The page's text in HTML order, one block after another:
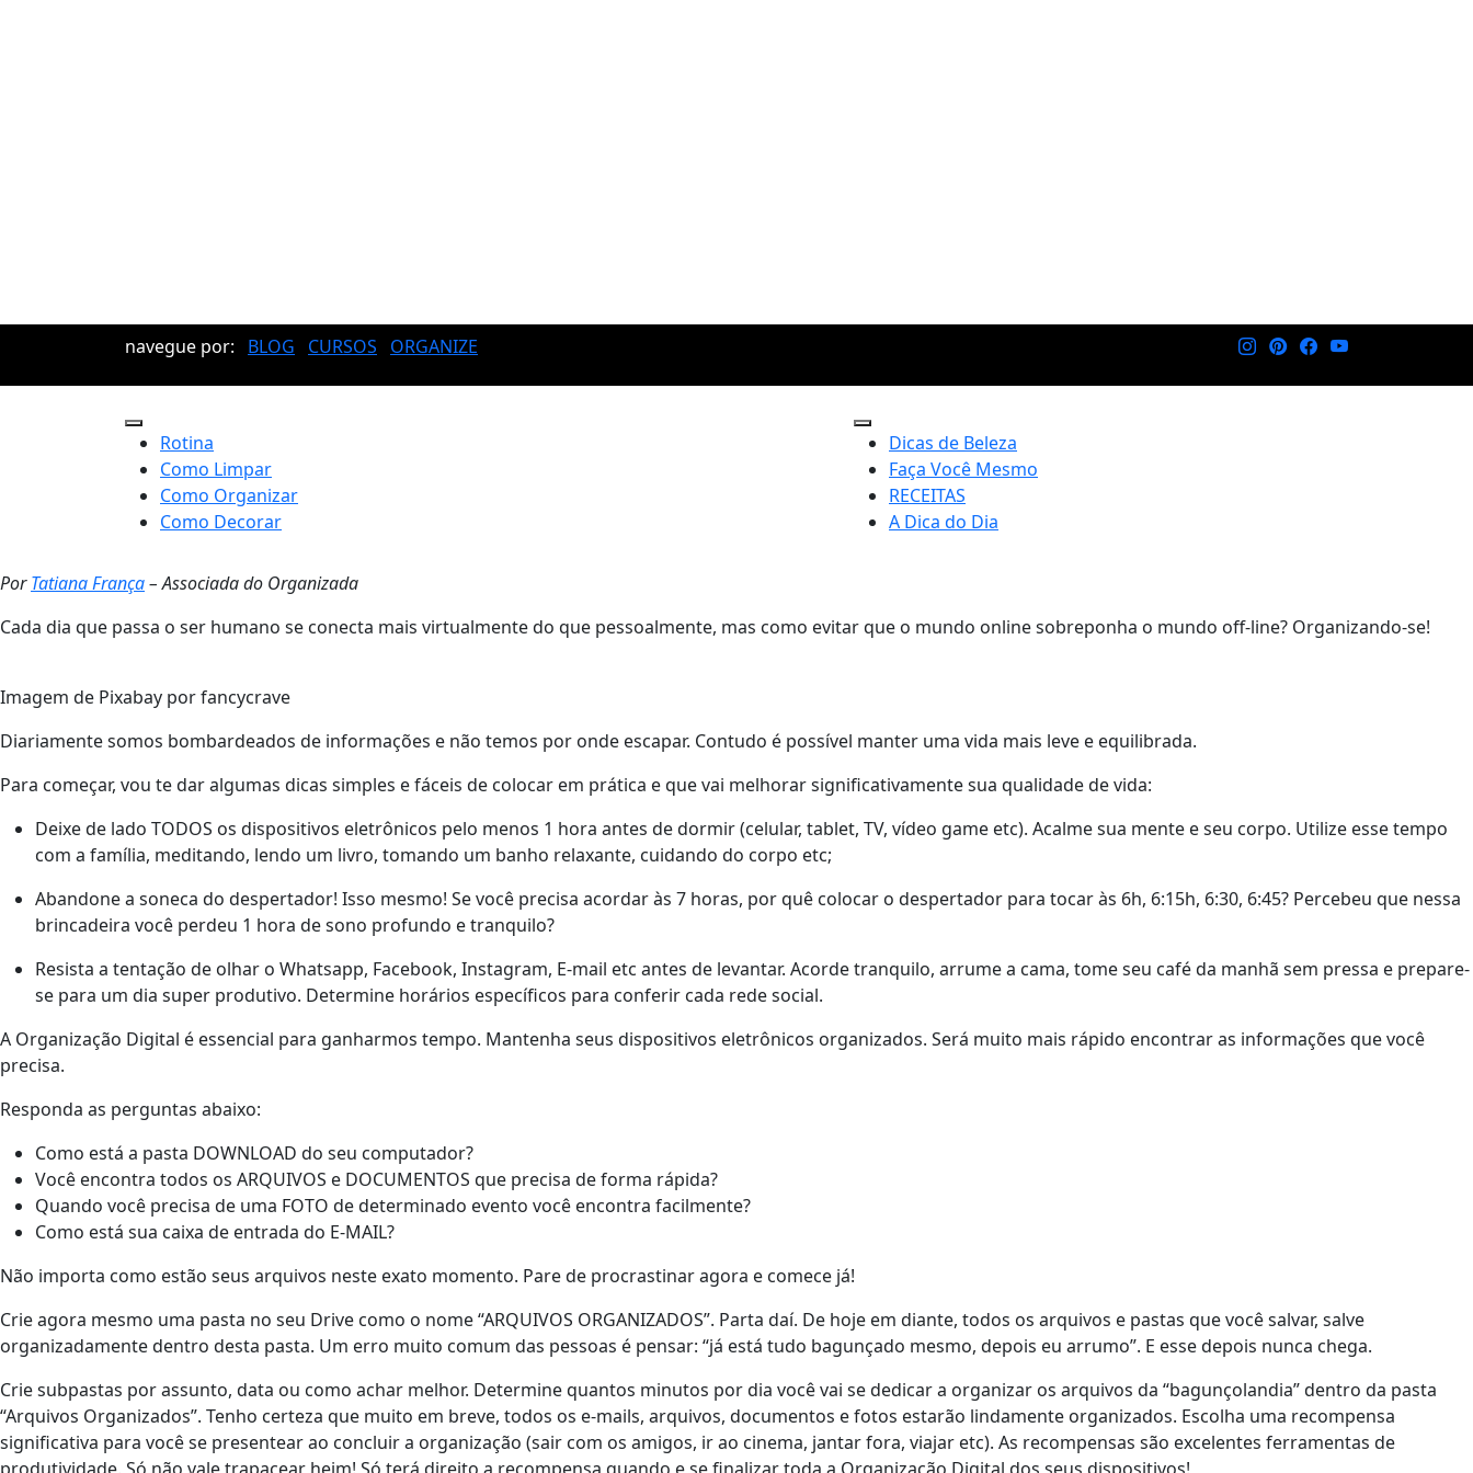
navegue por: BLOG CURSOS ORGANIZE
Rotina
Como Limpar
Como Organizar
Como Decorar
Dicas de Beleza
Faça Você Mesmo
RECEITAS
A Dica do Dia
PorTatiana França– Associada do Organizada
Cada dia que passa o ser humano se conecta mais virtualmente do que pessoalmente, mas como evitar que o mundo online sobreponha o mundo off-line? Organizando-se!
Imagem de Pixabay por fancycrave
Diariamente somos bombardeados de informações e não temos por onde escapar. Contudo é possível manter uma vida mais leve e equilibrada.
Para começar, vou te dar algumas dicas simples e fáceis de colocar em prática e que vai melhorar significativamente sua qualidade de vida:
Deixe de lado TODOS os dispositivos eletrônicos pelo menos 1 hora antes de dormir (celular, tablet, TV, vídeo game etc). Acalme sua mente e seu corpo. Utilize esse tempo
com a família, meditando, lendo um livro, tomando um banho relaxante, cuidando do corpo etc;
Abandone a soneca do despertador! Isso mesmo! Se você precisa acordar às 7 horas, por quê colocar o despertador para tocar às 6h, 6:15h, 6:30, 6:45? Percebeu que nessa
brincadeira você perdeu 1 hora de sono profundo e tranquilo?
Resista a tentação de olhar o Whatsapp, Facebook, Instagram, E-mail etc antes de levantar. Acorde tranquilo, arrume a cama, tome seu café da manhã sem pressa e prepare-
se para um dia super produtivo. Determine horários específicos para conferir cada rede social.
A Organização Digital é essencial para ganharmos tempo. Mantenha seus dispositivos eletrônicos organizados. Será muito mais rápido encontrar as informações que você
precisa.
Responda as perguntas abaixo:
Como está a pasta DOWNLOAD do seu computador?
Você encontra todos os ARQUIVOS e DOCUMENTOS que precisa de forma rápida?
Quando você precisa de uma FOTO de determinado evento você encontra facilmente?
Como está sua caixa de entrada do E-MAIL?
Não importa como estão seus arquivos neste exato momento. Pare de procrastinar agora e comece já!
Crie agora mesmo uma pasta no seu Drive como o nome “ARQUIVOS ORGANIZADOS”. Parta daí. De hoje em diante, todos os arquivos e pastas que você salvar, salve
organizadamente dentro desta pasta. Um erro muito comum das pessoas é pensar: “já está tudo bagunçado mesmo, depois eu arrumo”. E esse depois nunca chega.
Crie subpastas por assunto, data ou como achar melhor. Determine quantos minutos por dia você vai se dedicar a organizar os arquivos da “bagunçolandia” dentro da pasta
“Arquivos Organizados”. Tenho certeza que muito em breve, todos os e-mails, arquivos, documentos e fotos estarão lindamente organizados. Escolha uma recompensa
significativa para você se presentear ao concluir a organização (sair com os amigos, ir ao cinema, jantar fora, viajar etc). As recompensas são excelentes ferramentas de